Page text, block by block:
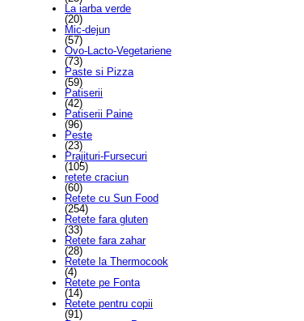
La iarba verde
(20)
Mic-dejun
(57)
Ovo-Lacto-Vegetariene
(73)
Paste si Pizza
(59)
Patiserii
(42)
Patiserii Paine
(96)
Peste
(23)
Prajituri-Fursecuri
(105)
retete craciun
(60)
Retete cu Sun Food
(254)
Retete fara gluten
(33)
Retete fara zahar
(28)
Retete la Thermocook
(4)
Retete pe Fonta
(14)
Retete pentru copii
(91)